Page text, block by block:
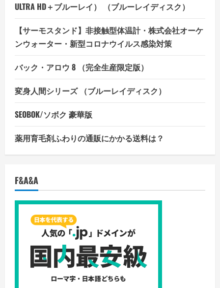
ULTRA HD＋ブルーレイ） （ブルーレイディスク）
【サーモスタンド】非接触型体温計・株式会社オーケ
ンウォーター・新型コロナウイルス感染対策
バック・アロウ 8 （完全生産限定版）
変身人間シリーズ （ブルーレイディスク）
SEOBOK/ソボク 豪華版
薬用育毛剤ふわりの通販にかかる送料は？
F&A&A